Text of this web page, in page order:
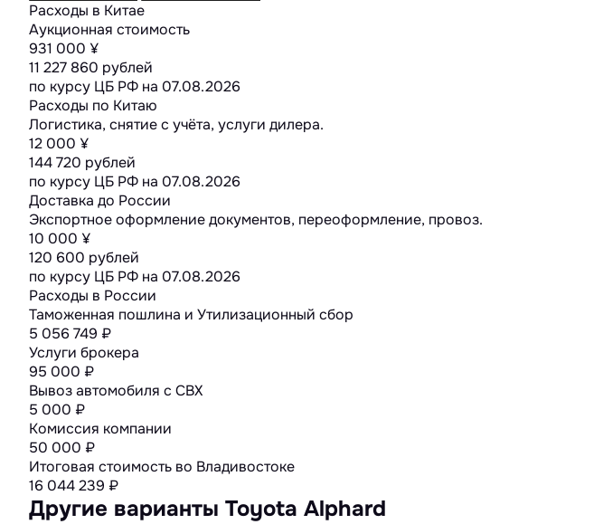
Расходы в Китае
Аукционная стоимость
931 000 ¥
11 227 860 рублей
по курсу ЦБ РФ на 07.08.2026
Расходы по Китаю
Логистика, снятие с учёта, услуги дилера.
12 000 ¥
144 720 рублей
по курсу ЦБ РФ на 07.08.2026
Доставка до России
Экспортное оформление документов, переоформление, провоз.
10 000 ¥
120 600 рублей
по курсу ЦБ РФ на 07.08.2026
Расходы в России
Таможенная пошлина и Утилизационный сбор
5 056 749 ₽
Услуги брокера
95 000 ₽
Вывоз автомобиля с СВХ
5 000 ₽
Комиссия компании
50 000 ₽
Итоговая стоимость во Владивостоке
16 044 239 ₽
Другие варианты Toyota Alphard